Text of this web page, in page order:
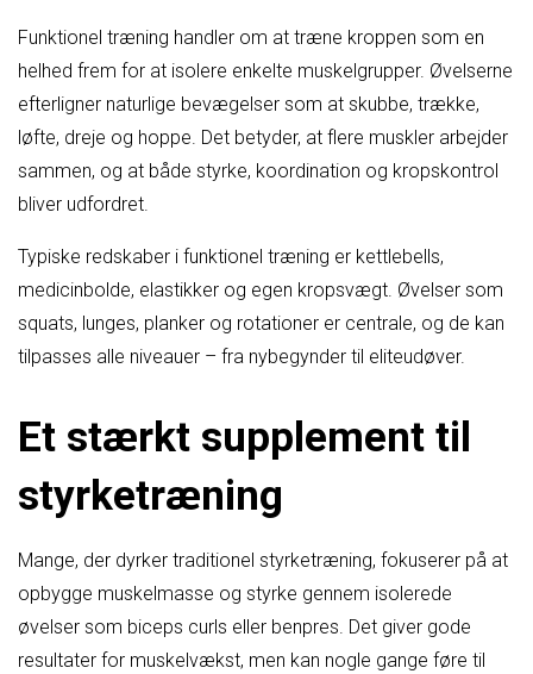
Funktionel træning handler om at træne kroppen som en
helhed frem for at isolere enkelte muskelgrupper. Øvelserne
efterligner naturlige bevægelser som at skubbe, trække,
løfte, dreje og hoppe. Det betyder, at flere muskler arbejder
sammen, og at både styrke, koordination og kropskontrol
bliver udfordret.
Typiske redskaber i funktionel træning er kettlebells,
medicinbolde, elastikker og egen kropsvægt. Øvelser som
squats, lunges, planker og rotationer er centrale, og de kan
tilpasses alle niveauer – fra nybegynder til eliteudøver.
Et stærkt supplement til
styrketræning
Mange, der dyrker traditionel styrketræning, fokuserer på at
opbygge muskelmasse og styrke gennem isolerede
øvelser som biceps curls eller benpres. Det giver gode
resultater for muskelvækst, men kan nogle gange føre til